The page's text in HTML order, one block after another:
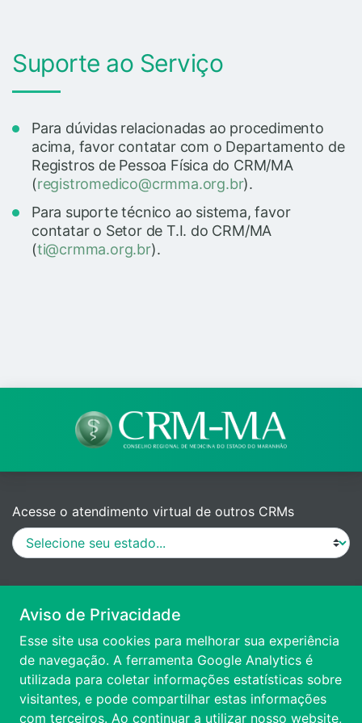
Suporte ao Serviço
Para dúvidas relacionadas ao procedimento
acima, favor contatar com o Departamento de
Registros de Pessoa Física do CRM/MA
(registromedico@crmma.org.br).
Para suporte técnico ao sistema, favor
contatar o Setor de T.I. do CRM/MA
(ti@crmma.org.br).
Aviso de Privacidade
Esse site usa cookies para melhorar sua experiência
de navegação. A ferramenta Google Analytics é
utilizada para coletar informações estatísticas sobre
visitantes, e pode compartilhar estas informações
com terceiros. Ao continuar a utilizar nosso website,
Acesse o atendimento virtual de outros CRMs
VÍDEO DE APRESENTAÇÃO
ACESSIBILIDADE